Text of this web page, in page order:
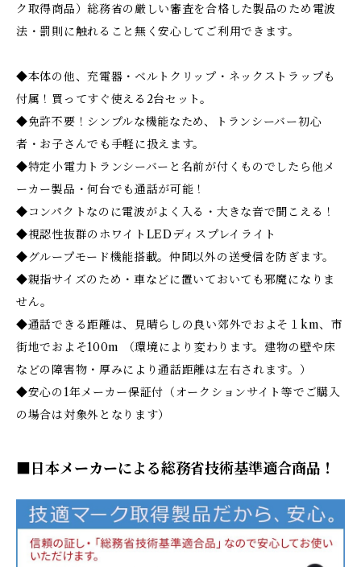
ク取得商品）総務省の厳しい審査を合格した製品のため電波
法・罰則に触れること無く安心してご利用できます。
◆本体の他、充電器・ベルトクリップ・ネックストラップも
付属！買ってすぐ使える2台セット。
◆免許不要！シンプルな機能なため、トランシーバー初心
者・お子さんでも手軽に扱えます。
◆特定小電力トランシーバーと名前が付くものでしたら他メ
ーカー製品・何台でも通話が可能！
◆コンパクトなのに電波がよく入る・大きな音で聞こえる！
◆視認性抜群のホワイトLEDディスプレイライト
◆グループモード機能搭載。仲間以外の送受信を防ぎます。
◆親指サイズのため・車などに置いておいても邪魔になりま
せん。
◆通話できる距離は、見晴らしの良い郊外でおよそ１km、市
街地でおよそ100m （環境により変わります。建物の壁や床
などの障害物・厚みにより通話距離は左右されます。）
◆安心の1年メーカー保証付（オークションサイト等でご購入
の場合は対象外となります）
■日本メーカーによる総務省技術基準適合商品！